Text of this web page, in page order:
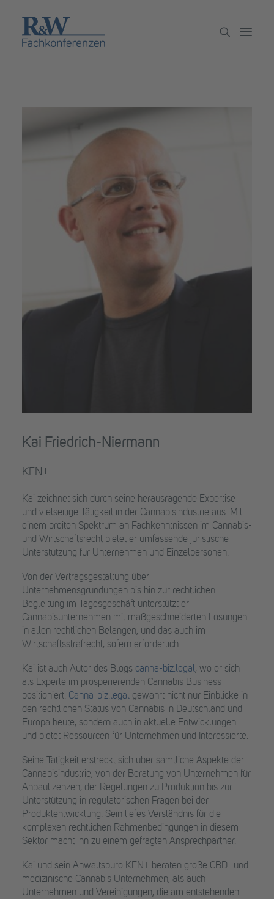
Kai Friedrich-Niermann
KFN+
Kai zeichnet sich durch seine herausragende Expertise
und vielseitige Tätigkeit in der Cannabisindustrie aus. Mit
einem breiten Spektrum an Fachkenntnissen im Cannabis-
und Wirtschaftsrecht bietet er umfassende juristische
Unterstützung für Unternehmen und Einzelpersonen.
Von der Vertragsgestaltung über
Unternehmensgründungen bis hin zur rechtlichen
Begleitung im Tagesgeschäft unterstützt er
Cannabisunternehmen mit maßgeschneiderten Lösungen
in allen rechtlichen Belangen, und das auch im
Wirtschaftsstrafrecht, sofern erforderlich.
Kai ist auch Autor des Blogs canna-biz.legal, wo er sich
als Experte im prosperierenden Cannabis Business
positioniert. Canna-biz.legal gewährt nicht nur Einblicke in
den rechtlichen Status von Cannabis in Deutschland und
Europa heute, sondern auch in aktuelle Entwicklungen
und bietet Ressourcen für Unternehmen und Interessierte.
Seine Tätigkeit erstreckt sich über sämtliche Aspekte der
Cannabisindustrie, von der Beratung von Unternehmen für
Anbaulizenzen, der Regelungen zu Produktion bis zur
Unterstützung in regulatorischen Fragen bei der
Produktentwicklung. Sein tiefes Verständnis für die
komplexen rechtlichen Rahmenbedingungen in diesem
Sektor macht ihn zu einem gefragten Ansprechpartner.
Kai und sein Anwaltsbüro KFN+ beraten große CBD- und
medizinische Cannabis Unternehmen, als auch
Unternehmen und Vereinigungen, die am entstehenden